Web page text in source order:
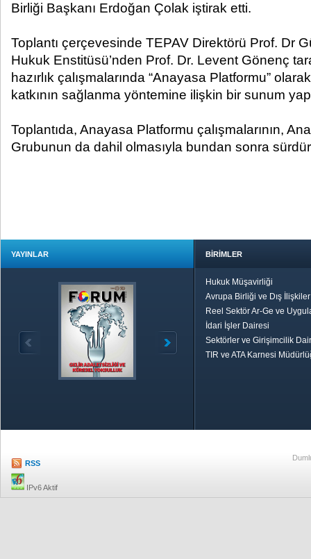
Birliği Başkanı Erdoğan Çolak iştirak etti.
Toplantı çerçevesinde TEPAV Direktörü Prof. Dr
Hukuk Enstitüsü’nden Prof. Dr. Levent Gönenç
hazırlık çalışmalarında “Anayasa Platformu”
katkının sağlanma yöntemine ilişkin bir sunum
Toplantıda, Anayasa Platformu çalışmalarının,
Grubunun da dahil olmasıyla bundan sonra
YAYINLAR BİRİMLER
Hukuk Müşavirliği
Avrupa Birliği ve Dış
Reel Sektör Ar-Ge ve
İdari İşler Dairesi
Sektörler ve Girişimcilik
TIR ve ATA Karnesi
RSS
IPv6 Aktif